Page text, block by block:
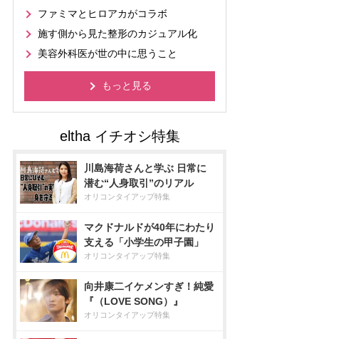
ファミマとヒロアカがコラボ
施す側から見た整形のカジュアル化
美容外科医が世の中に思うこと
もっと見る
川島海荷さんと学ぶ 日常に
潜む“人身取引”のリアル
オリコンタイアップ特集
マクドナルドが40年にわたり
支える「小学生の甲子園」
オリコンタイアップ特集
向井康二イケメンすぎ！純愛
『（LOVE SONG）』
オリコンタイアップ特集